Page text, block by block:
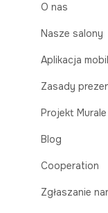
O nas
Nasze salony
Aplikacja
Zasady
Projekt Murale
Blog
Cooperation
Zgłaszanie